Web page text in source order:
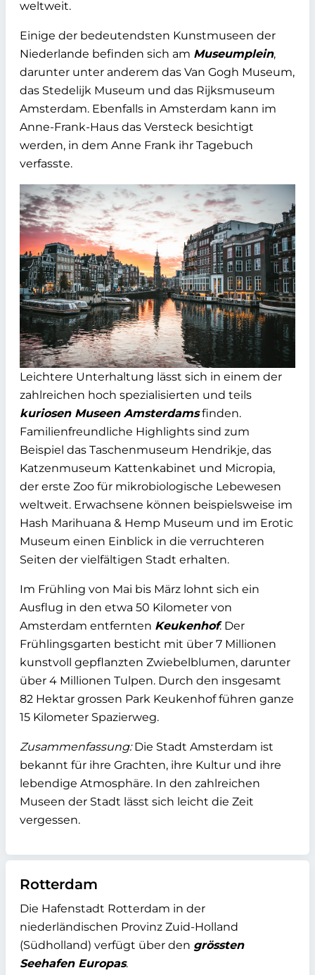
weltweit.
Einige der bedeutendsten Kunstmuseen der
Niederlande befinden sich am Museumplein,
darunter unter anderem das Van Gogh Museum,
das Stedelijk Museum und das Rijksmuseum
Amsterdam. Ebenfalls in Amsterdam kann im
Anne-Frank-Haus das Versteck besichtigt
werden, in dem Anne Frank ihr Tagebuch
verfasste.
Leichtere Unterhaltung lässt sich in einem der
zahlreichen hoch spezialisierten und teils
kuriosen Museen Amsterdamsfinden.
Familienfreundliche Highlights sind zum
Beispiel das Taschenmuseum Hendrikje, das
Katzenmuseum Kattenkabinet und Micropia,
der erste Zoo für mikrobiologische Lebewesen
weltweit. Erwachsene können beispielsweise im
Hash Marihuana & Hemp Museum und im Erotic
Museum einen Einblick in die verruchteren
Seiten der vielfältigen Stadt erhalten.
Im Frühling von Mai bis März lohnt sich ein
Ausflug in den etwa 50 Kilometer von
Amsterdam entfernten Keukenhof. Der
Frühlingsgarten besticht mit über 7 Millionen
kunstvoll gepflanzten Zwiebelblumen, darunter
über 4 Millionen Tulpen. Durch den insgesamt
82 Hektar grossen Park Keukenhof führen ganze
15 Kilometer Spazierweg.
Zusammenfassung:Die Stadt Amsterdam ist
bekannt für ihre Grachten, ihre Kultur und ihre
lebendige Atmosphäre. In den zahlreichen
Museen der Stadt lässt sich leicht die Zeit
vergessen.
Rotterdam
Die Hafenstadt Rotterdam in der
niederländischen Provinz Zuid-Holland
(Südholland) verfügt über den grössten
Seehafen Europas.